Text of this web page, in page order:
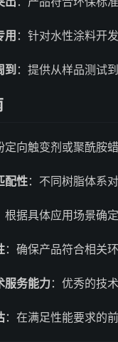
用 ：针对水性涂料开
到 ：提供从样品测试
定向触变剂或聚酰胺
配性：不同树脂体系
根据具体应用场景确
：确保产品符合相关
服务能力：优秀的技
：在满足性能要求的